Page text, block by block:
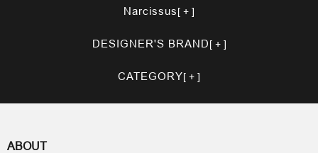
Narcissus
DESIGNER'S BRAND
CATEGORY
ABOUT